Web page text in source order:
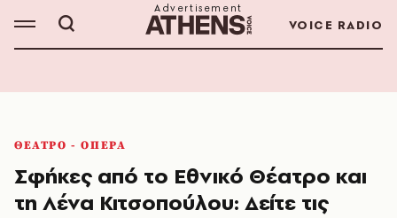
VOICE RADIO
ΘΕΑΤΡΟ - ΟΠΕΡΑ
Σφήκες από το Εθνικό Θέατρο και
τη Λένα Κιτσοπούλου: Δείτε τις